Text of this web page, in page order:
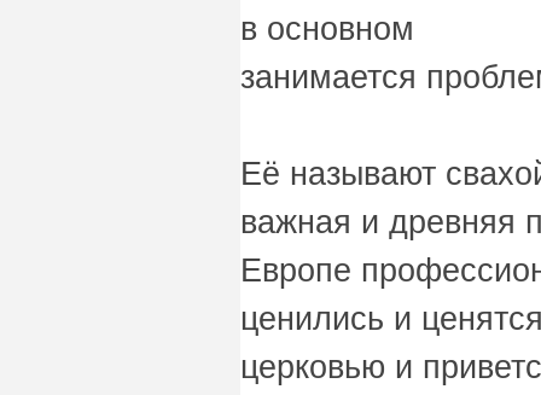
в основном
занимается
Её называют
важная и древняя
Европе
ценились и
церковью и